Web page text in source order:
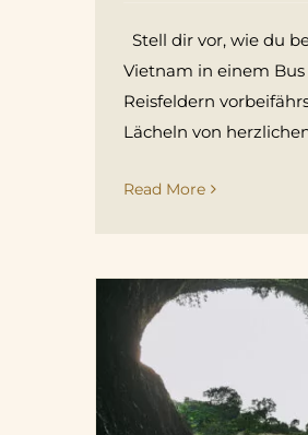
Stell dir vor, wie du
Vietnam in einem
Reisfeldern
Lächeln von
Read More